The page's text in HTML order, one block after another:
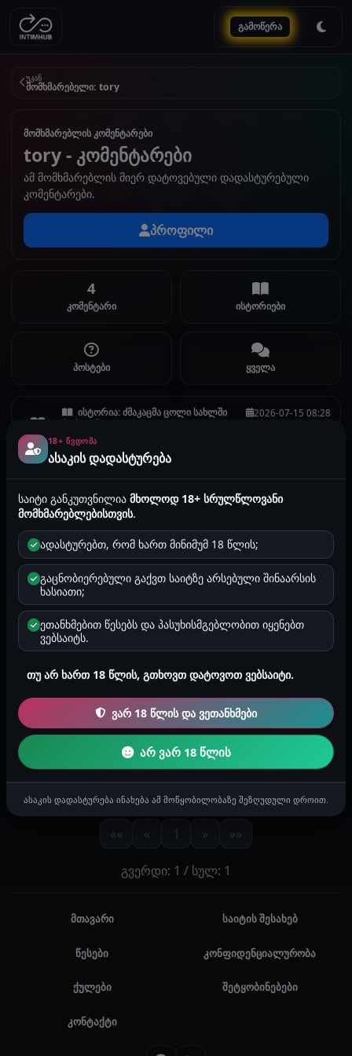
გამოწერა
უკან
მომხმარებელი: tory
მომხმარებლის კომენტარები
tory - კომენტარები
ამ მომხმარებლის მიერ დატოვებული დადასტურებული
კომენტარები.
პროფილი
4
კომენტარი ისტორიები
პოსტები ყველა
ისტორია: ძმაკაცმა ცოლი სახლში
მომიტყნა
2026-07-15 08:28
შენ ხარ უვიცი
ისტორია: ფეტიშ...
საინტერესო ფეტიშები და ფიქრები, სანტერესოა
გაზიარება ისტრიების
t tory
ისტორია: ინცეს...
ისტორია: სათამაშოები გამიტრუხდა 2026-02-03 11:52
აქ ვარ, შენს სანახავად მზად ვარ
t tory
«« « 1 » »»
გვერდი: 1 / სულ: 1
მთავარი საიტის შესახებ
წესები კონფიდენციალურობა
ქულები შეტყობინებები
კონტაქტი
18+ ᲬᲕᲓᲝᲛᲐ
ასაკის დადასტურება
საიტი განკუთვნილიამხოლოდ 18+ სრულწლოვანი
მომხმარებლებისთვის.
ადასტურებთ, რომ ხართ მინიმუმ 18 წლის;
გაცნობიერებული გაქვთ საიტზე არსებული შინაარსის
ხასიათი;
ეთანხმებით წესებს და პასუხისმგებლობით იყენებთ
ვებსაიტს.
თუ არ ხართ 18 წლის, გთხოვთ დატოვოთ ვებსაიტი.
ვარ 18 წლის და ვეთანხმები
არ ვარ 18 წლის
ასაკის დადასტურება ინახება ამ მოწყობილობაზე შეზღუდული დროით.